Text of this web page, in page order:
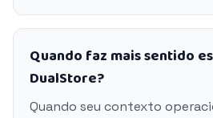
Quando faz mais sentido
DualStore?
Quando seu contexto